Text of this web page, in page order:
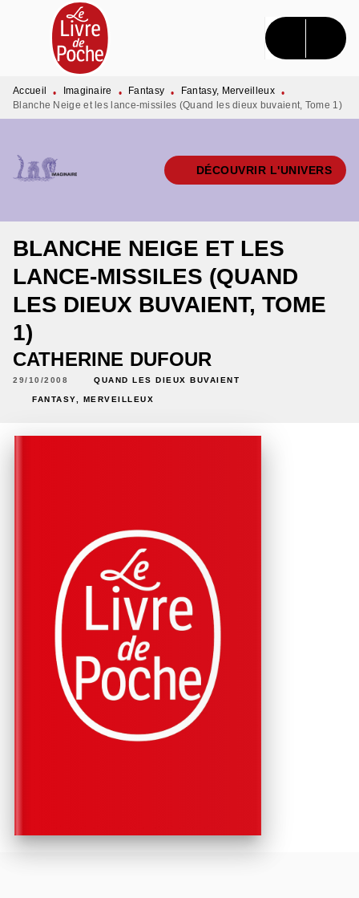
MENU RECHERCHE CONTENU
PIED DE PAGE
Accueil • Imaginaire • Fantasy • Fantasy, Merveilleux •
Blanche Neige et les lance-missiles (Quand les dieux buvaient, Tome 1)
DÉCOUVRIR L'UNIVERS
BLANCHE NEIGE ET LES
LANCE-MISSILES (QUAND
LES DIEUX BUVAIENT, TOME
1)
CATHERINE DUFOUR
29/10/2008 QUAND LES DIEUX BUVAIENT
FANTASY, MERVEILLEUX